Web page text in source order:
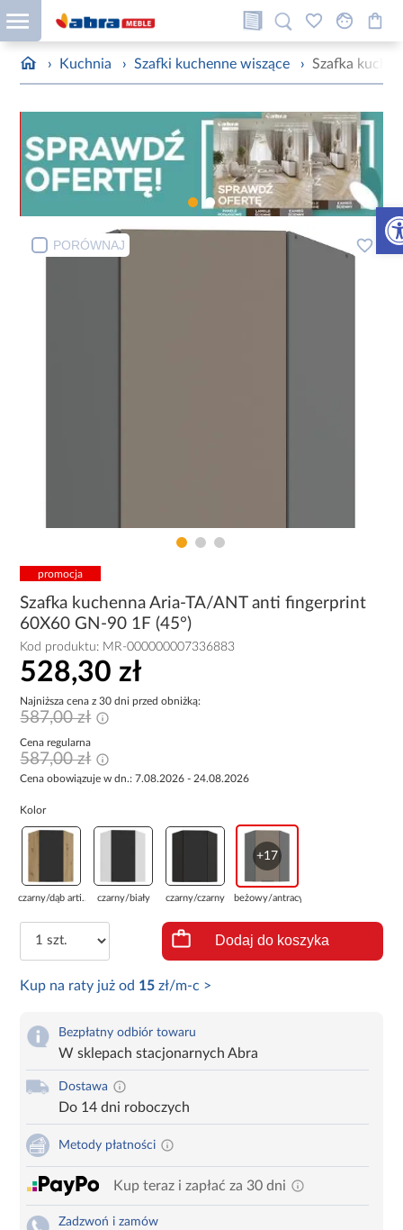
› Kuchnia › Szafki kuchenne wiszące › Szafka
PORÓWNAJ
promocja
Szafka kuchenna Aria-TA/ANT anti fingerprint
60X60 GN-90 1F (45°)
Kod produktu: MR-000000007336883
528,30 zł
Najniższa cena z 30 dni przed obniżką:
587,00 zł
Cena regularna
587,00 zł
Cena obowiązuje w dn.: 7.08.2026 - 24.08.2026
Kolor
czarny/dąb arti... czarny/biały czarny/czarny
+17
beżowy/antracyt
Dodaj do koszyka
Kup na raty już od 15 zł/m-c >
Bezpłatny odbiór towaru
W sklepach stacjonarnych Abra
Dostawa
Do 14 dni roboczych
Metody płatności
Kup teraz i zapłać za 30 dni
Zadzwoń i zamów